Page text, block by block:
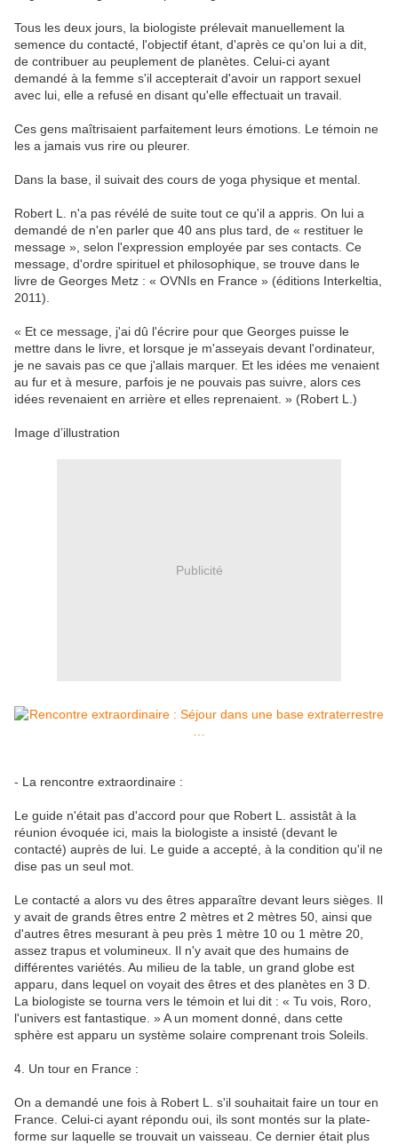
Tous les deux jours, la biologiste prélevait manuellement la
semence du contacté, l'objectif étant, d'après ce qu'on lui a dit,
de contribuer au peuplement de planètes. Celui-ci ayant
demandé à la femme s'il accepterait d'avoir un rapport sexuel
avec lui, elle a refusé en disant qu'elle effectuait un travail.
Ces gens maîtrisaient parfaitement leurs émotions. Le témoin ne
les a jamais vus rire ou pleurer.
Dans la base, il suivait des cours de yoga physique et mental.
Robert L. n'a pas révélé de suite tout ce qu'il a appris. On lui a
demandé de n'en parler que 40 ans plus tard, de « restituer le
message », selon l'expression employée par ses contacts. Ce
message, d'ordre spirituel et philosophique, se trouve dans le
livre de Georges Metz : « OVNIs en France » (éditions Interkeltia,
2011).
« Et ce message, j'ai dû l'écrire pour que Georges puisse le
mettre dans le livre, et lorsque je m'asseyais devant l'ordinateur,
je ne savais pas ce que j'allais marquer. Et les idées me venaient
au fur et à mesure, parfois je ne pouvais pas suivre, alors ces
idées revenaient en arrière et elles reprenaient. » (Robert L.)
Image d’illustration
Publicité
- La rencontre extraordinaire :
Le guide n'était pas d'accord pour que Robert L. assistât à la
réunion évoquée ici, mais la biologiste a insisté (devant le
contacté) auprès de lui. Le guide a accepté, à la condition qu'il ne
dise pas un seul mot.
Le contacté a alors vu des êtres apparaître devant leurs sièges. Il
y avait de grands êtres entre 2 mètres et 2 mètres 50, ainsi que
d'autres êtres mesurant à peu près 1 mètre 10 ou 1 mètre 20,
assez trapus et volumineux. Il n'y avait que des humains de
différentes variétés. Au milieu de la table, un grand globe est
apparu, dans lequel on voyait des êtres et des planètes en 3 D.
La biologiste se tourna vers le témoin et lui dit : « Tu vois, Roro,
l'univers est fantastique. » A un moment donné, dans cette
sphère est apparu un système solaire comprenant trois Soleils.
4. Un tour en France :
On a demandé une fois à Robert L. s'il souhaitait faire un tour en
France. Celui-ci ayant répondu oui, ils sont montés sur la plate-
forme sur laquelle se trouvait un vaisseau. Ce dernier était plus